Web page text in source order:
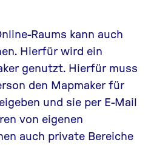
Raums kann auch
Hierfür wird ein
genutzt. Hierfür muss
den Mapmaker für
und sie per E-Mail
von eigenen
auch private Bereiche